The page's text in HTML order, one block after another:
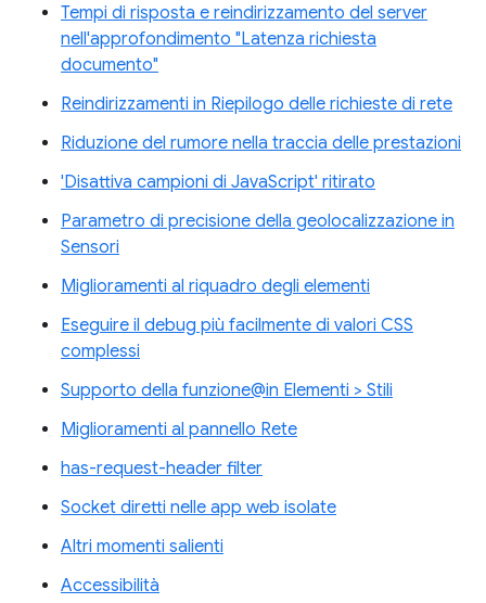
Tempi di risposta e reindirizzamento del server
nell'approfondimento "Latenza richiesta
documento"
Reindirizzamenti in Riepilogo delle richieste di rete
Riduzione del rumore nella traccia delle prestazioni
'Disattiva campioni di JavaScript' ritirato
Parametro di precisione della geolocalizzazione in
Sensori
Miglioramenti al riquadro degli elementi
Eseguire il debug più facilmente di valori CSS
complessi
Supporto della funzione@in Elementi > Stili
Miglioramenti al pannello Rete
has-request-header filter
Socket diretti nelle app web isolate
Altri momenti salienti
Accessibilità